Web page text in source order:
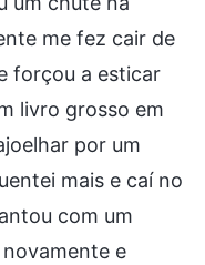
me fez cair de
forçou a esticar
livro grosso em
por um
mais e caí no
com um
e